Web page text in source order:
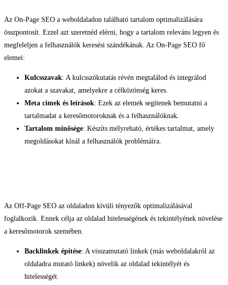
Az On-Page SEO a weboldaladon található tartalom optimalizálására
összpontosít. Ezzel azt szeretnéd elérni, hogy a tartalom releváns legyen és
megfeleljen a felhasználók keresési szándékának. Az On-Page SEO fő
elemei:
Kulcsszavak: A kulcsszókutatás révén megtalálod és integrálod
azokat a szavakat, amelyekre a célközönség keres.
Meta címek és leírások: Ezek az elemek segítenek bemutatni a
tartalmadat a keresőmotoroknak és a felhasználóknak.
Tartalom minősége: Készíts mélyreható, értékes tartalmat, amely
megoldásokat kínál a felhasználók problémáira.
Az Off-Page SEO az oldaladon kívüli tényezők optimalizálásával
foglalkozik. Ennek célja az oldalad hitelességének és tekintélyének növelése
a keresőmotorok szemében.
Backlinkek építése: A visszamutató linkek (más weboldalakról az
oldaladra mutató linkek) növelik az oldalad tekintélyét és
hitelességét.